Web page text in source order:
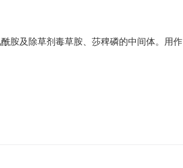
胺及除草剂毒草胺、莎稗磷的中间体。用作